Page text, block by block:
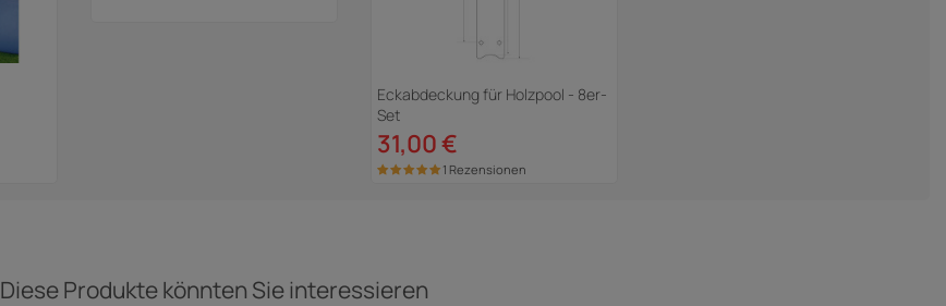
Eckabdeckung für Holzpool - 8er-
Set
31,00 €
1 Rezensionen
Diese Produkte könnten Sie interessieren